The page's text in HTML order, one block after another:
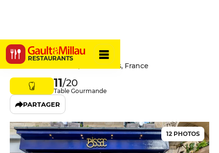
RESTAURANTS
Bissac
10 Rue de la Bourse, 75002 Paris, France
11/20
Table Gourmande
PARTAGER
12 PHOTOS